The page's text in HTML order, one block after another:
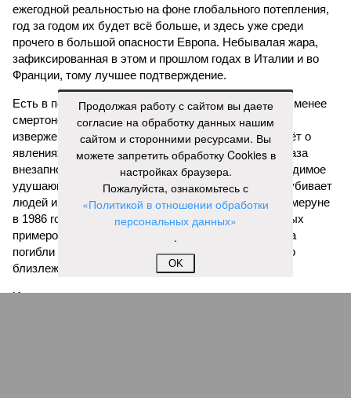
ежегодной реальностью на фоне глобального потепления,
год за годом их будет всё больше, и здесь уже среди
прочего в большой опасности Европа. Небывалая жара,
зафиксированная в этом и прошлом годах в Италии и во
Франции, тому лучшее подтверждение.
Есть в перечне A-Z Animals и экзотика, впрочем, не менее
смертоносная. Это, в частности, «лимнические
извержения», о которых мало кто слышал. Речь идёт о
явлениях, когда большое количество углекислого газа
внезапно вырывается из глубин озёр, образуя невидимое
удушающее газовое облако, которое безжалостно убивает
людей и животных. Катастрофа на озере Ньос в Камеруне
в 1986 году остаётся одним из наиболее чудовищных
примеров: более 1700 человек и тысячи голов скота
погибли из-за внезапного выброса CO₂, накрывшего
близлежащие деревни.
И здесь мы плавно подходим к тому, чем все эти
Продолжая работу с сайтом вы даете
согласие на обработку данных нашим
сайтом и сторонними ресурсами. Вы
можете запретить обработку Cookies в
настройках браузера.
Пожалуйста, ознакомьтесь с
«Политикой в отношении обработки
персональных данных»
.
OK